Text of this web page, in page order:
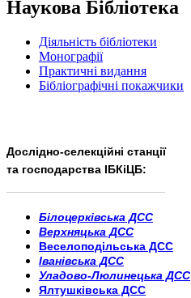
Наукова Бібліотека
Діяльність бібліотеки
Монографії
Практичні видання
Бібліографічні покажчики
Дослідно-селекційні станції
та господарства ІБКіЦБ:
Білоцерківська ДСС
Верхняцька ДСС
Веселоподільська ДСС
Іванівська ДСС
Уладово-Люлинецька ДСС
Ялтушківська ДСС